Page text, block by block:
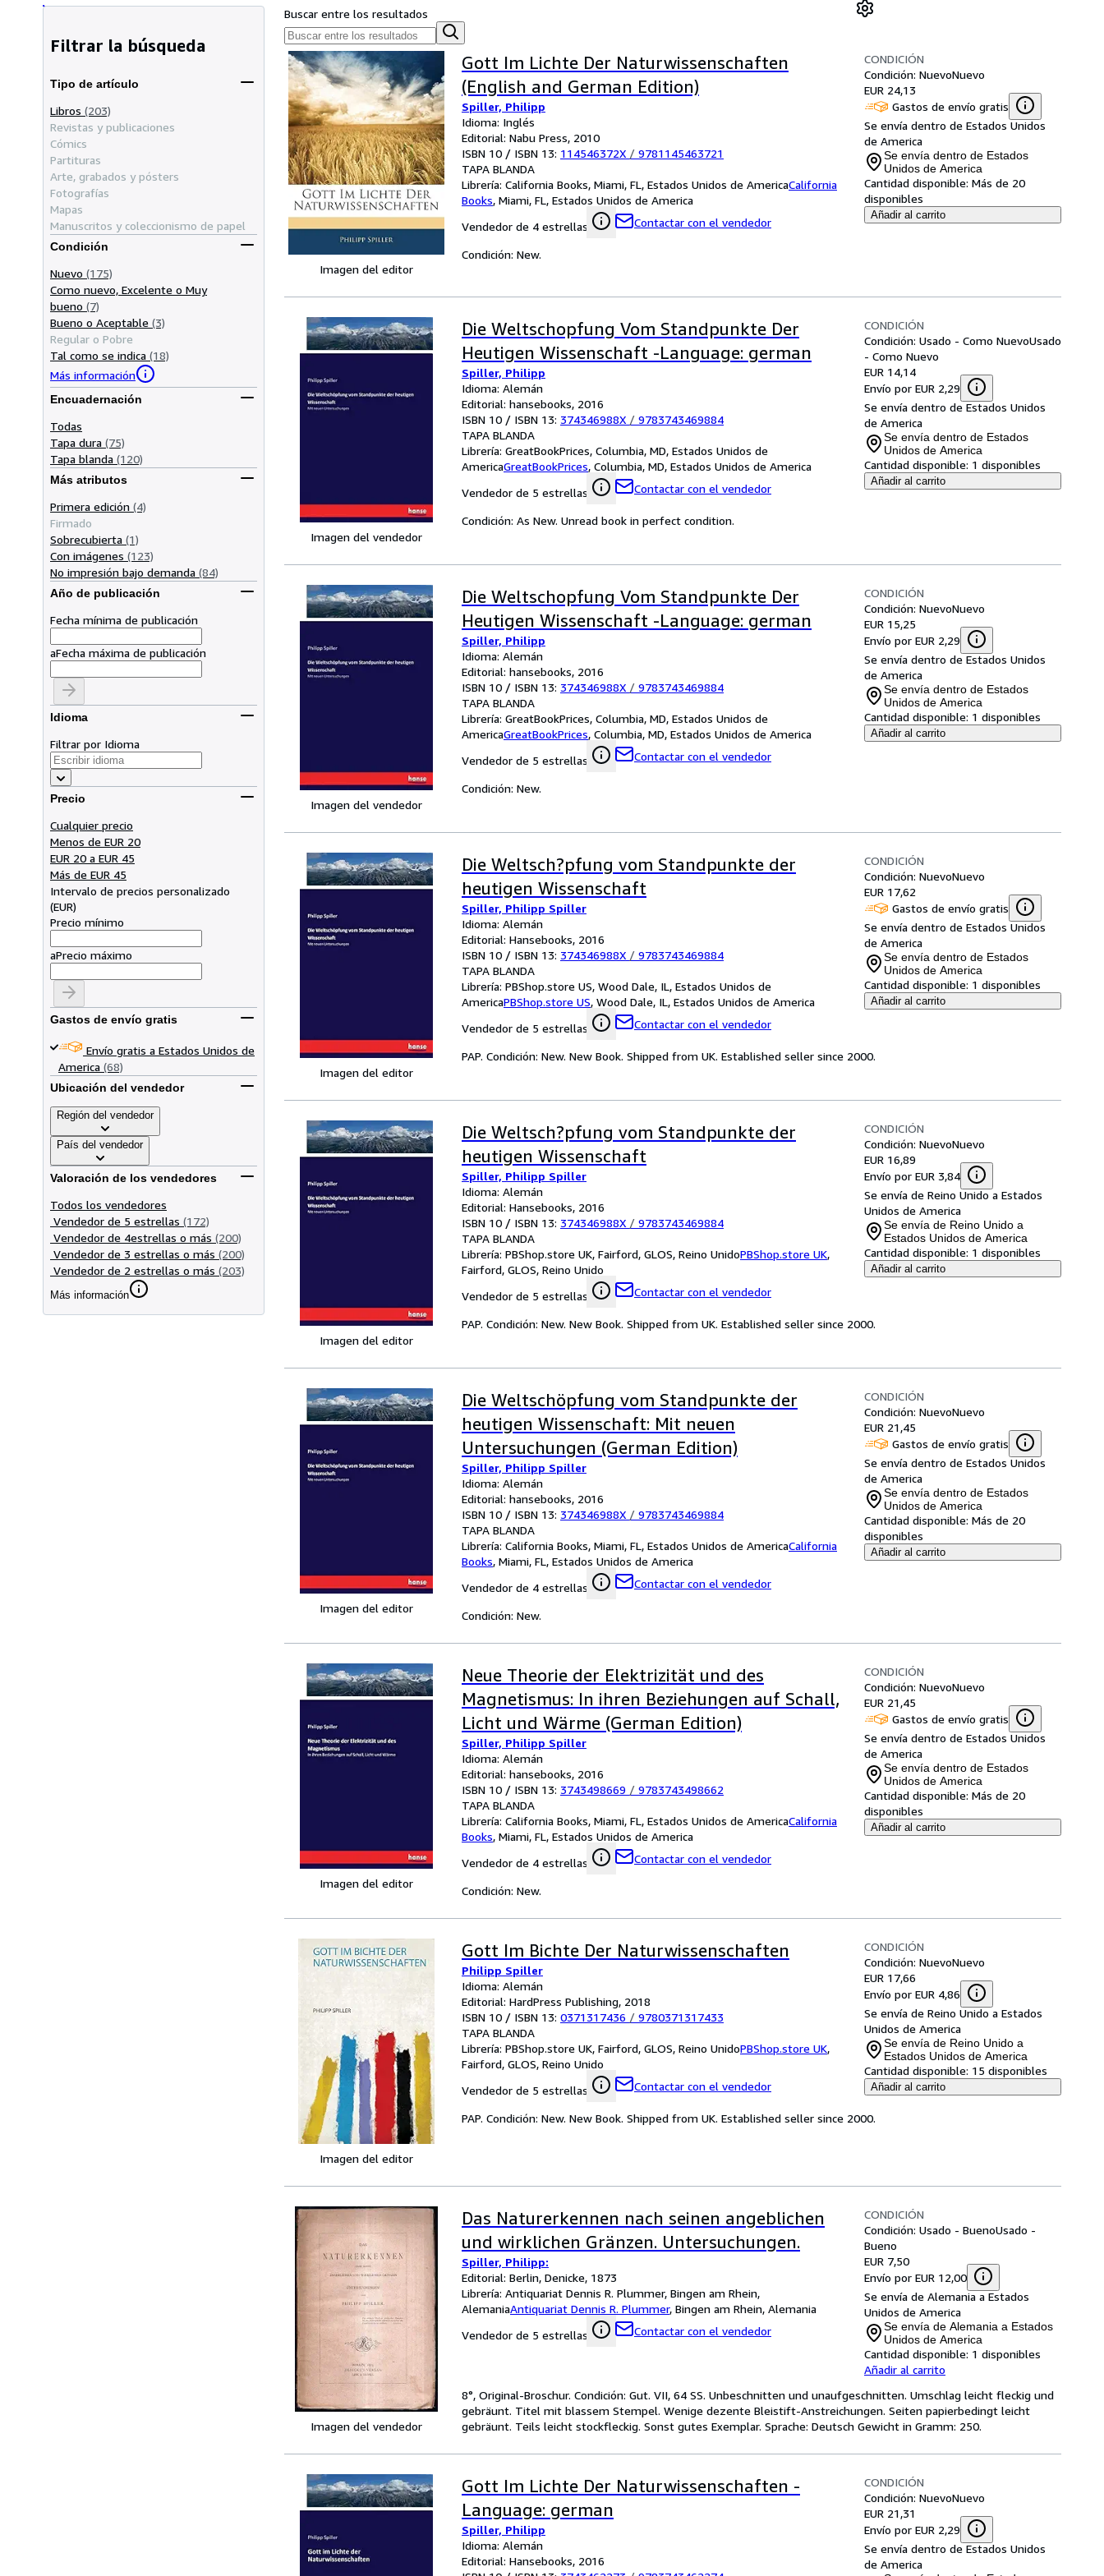
Filtrar la búsqueda
Tipo de artículo
Libros (203)
Revistas y publicaciones
Cómics
Partituras
Arte, grabados y pósters
Fotografías
Mapas
Manuscritos y coleccionismo de papel
Condición
Nuevo (175)
Como nuevo, Excelente o Muy
bueno (7)
Bueno o Aceptable (3)
Regular o Pobre
Tal como se indica (18)
Más información
Encuadernación
Todas
Tapa dura (75)
Tapa blanda (120)
Más atributos
Primera edición (4)
Firmado
Sobrecubierta (1)
Con imágenes (123)
No impresión bajo demanda (84)
Año de publicación
Fecha mínima de publicación
aFecha máxima de publicación
Idioma
Filtrar por Idioma
Precio
Cualquier precio
Menos de EUR 20
EUR 20 a EUR 45
Más de EUR 45
Intervalo de precios personalizado
(EUR)
Precio mínimo
aPrecio máximo
Gastos de envío gratis
Envío gratis a Estados Unidos de
America (68)
Ubicación del vendedor
Región del vendedor
País del vendedor
Valoración de los vendedores
Todos los vendedores
Vendedor de 5 estrellas (172)
Vendedor de 4estrellas o más (200)
Vendedor de 3 estrellas o más (200)
Vendedor de 2 estrellas o más (203)
Más información
Buscar entre los resultados
Imagen del editor
Gott Im Lichte Der Naturwissenschaften
(English and German Edition)
Spiller, Philipp
Idioma: Inglés
Editorial: Nabu Press, 2010
ISBN 10 / ISBN 13: 114546372X / 9781145463721
TAPA BLANDA
Librería: California Books, Miami, FL, Estados Unidos de AmericaCalifornia
Books, Miami, FL, Estados Unidos de America
Vendedor de 4 estrellas
Contactar con el vendedor
CONDICIÓN
Condición: NuevoNuevo
EUR 24,13
Gastos de envío gratis
Se envía dentro de Estados Unidos
de America
Se envía dentro de Estados
Unidos de America
Cantidad disponible: Más de 20
disponibles
Añadir al carrito
Condición: New.
Imagen del vendedor
Die Weltschopfung Vom Standpunkte Der
Heutigen Wissenschaft -Language: german
Spiller, Philipp
Idioma: Alemán
Editorial: hansebooks, 2016
ISBN 10 / ISBN 13: 374346988X / 9783743469884
TAPA BLANDA
Librería: GreatBookPrices, Columbia, MD, Estados Unidos de
AmericaGreatBookPrices, Columbia, MD, Estados Unidos de America
Vendedor de 5 estrellas
Contactar con el vendedor
CONDICIÓN
Condición: Usado - Como NuevoUsado
- Como Nuevo
EUR 14,14
Envío por EUR 2,29
Se envía dentro de Estados Unidos
de America
Se envía dentro de Estados
Unidos de America
Cantidad disponible: 1 disponibles
Añadir al carrito
Condición: As New. Unread book in perfect condition.
Imagen del vendedor
Die Weltschopfung Vom Standpunkte Der
Heutigen Wissenschaft -Language: german
Spiller, Philipp
Idioma: Alemán
Editorial: hansebooks, 2016
ISBN 10 / ISBN 13: 374346988X / 9783743469884
TAPA BLANDA
Librería: GreatBookPrices, Columbia, MD, Estados Unidos de
AmericaGreatBookPrices, Columbia, MD, Estados Unidos de America
Vendedor de 5 estrellas
Contactar con el vendedor
CONDICIÓN
Condición: NuevoNuevo
EUR 15,25
Envío por EUR 2,29
Se envía dentro de Estados Unidos
de America
Se envía dentro de Estados
Unidos de America
Cantidad disponible: 1 disponibles
Añadir al carrito
Condición: New.
Imagen del editor
Die Weltsch?pfung vom Standpunkte der
heutigen Wissenschaft
Spiller, Philipp Spiller
Idioma: Alemán
Editorial: Hansebooks, 2016
ISBN 10 / ISBN 13: 374346988X / 9783743469884
TAPA BLANDA
Librería: PBShop.store US, Wood Dale, IL, Estados Unidos de
AmericaPBShop.store US, Wood Dale, IL, Estados Unidos de America
Vendedor de 5 estrellas
Contactar con el vendedor
CONDICIÓN
Condición: NuevoNuevo
EUR 17,62
Gastos de envío gratis
Se envía dentro de Estados Unidos
de America
Se envía dentro de Estados
Unidos de America
Cantidad disponible: 1 disponibles
Añadir al carrito
PAP. Condición: New. New Book. Shipped from UK. Established seller since 2000.
Imagen del editor
Die Weltsch?pfung vom Standpunkte der
heutigen Wissenschaft
Spiller, Philipp Spiller
Idioma: Alemán
Editorial: Hansebooks, 2016
ISBN 10 / ISBN 13: 374346988X / 9783743469884
TAPA BLANDA
Librería: PBShop.store UK, Fairford, GLOS, Reino UnidoPBShop.store UK,
Fairford, GLOS, Reino Unido
Vendedor de 5 estrellas
Contactar con el vendedor
CONDICIÓN
Condición: NuevoNuevo
EUR 16,89
Envío por EUR 3,84
Se envía de Reino Unido a Estados
Unidos de America
Se envía de Reino Unido a
Estados Unidos de America
Cantidad disponible: 1 disponibles
Añadir al carrito
PAP. Condición: New. New Book. Shipped from UK. Established seller since 2000.
Imagen del editor
Die Weltschöpfung vom Standpunkte der
heutigen Wissenschaft: Mit neuen
Untersuchungen (German Edition)
Spiller, Philipp Spiller
Idioma: Alemán
Editorial: hansebooks, 2016
ISBN 10 / ISBN 13: 374346988X / 9783743469884
TAPA BLANDA
Librería: California Books, Miami, FL, Estados Unidos de AmericaCalifornia
Books, Miami, FL, Estados Unidos de America
Vendedor de 4 estrellas
Contactar con el vendedor
CONDICIÓN
Condición: NuevoNuevo
EUR 21,45
Gastos de envío gratis
Se envía dentro de Estados Unidos
de America
Se envía dentro de Estados
Unidos de America
Cantidad disponible: Más de 20
disponibles
Añadir al carrito
Condición: New.
Imagen del editor
Neue Theorie der Elektrizität und des
Magnetismus: In ihren Beziehungen auf Schall,
Licht und Wärme (German Edition)
Spiller, Philipp Spiller
Idioma: Alemán
Editorial: hansebooks, 2016
ISBN 10 / ISBN 13: 3743498669 / 9783743498662
TAPA BLANDA
Librería: California Books, Miami, FL, Estados Unidos de AmericaCalifornia
Books, Miami, FL, Estados Unidos de America
Vendedor de 4 estrellas
Contactar con el vendedor
CONDICIÓN
Condición: NuevoNuevo
EUR 21,45
Gastos de envío gratis
Se envía dentro de Estados Unidos
de America
Se envía dentro de Estados
Unidos de America
Cantidad disponible: Más de 20
disponibles
Añadir al carrito
Condición: New.
Imagen del editor
Gott Im Bichte Der Naturwissenschaften
Philipp Spiller
Idioma: Alemán
Editorial: HardPress Publishing, 2018
ISBN 10 / ISBN 13: 0371317436 / 9780371317433
TAPA BLANDA
Librería: PBShop.store UK, Fairford, GLOS, Reino UnidoPBShop.store UK,
Fairford, GLOS, Reino Unido
Vendedor de 5 estrellas
Contactar con el vendedor
CONDICIÓN
Condición: NuevoNuevo
EUR 17,66
Envío por EUR 4,86
Se envía de Reino Unido a Estados
Unidos de America
Se envía de Reino Unido a
Estados Unidos de America
Cantidad disponible: 15 disponibles
Añadir al carrito
PAP. Condición: New. New Book. Shipped from UK. Established seller since 2000.
Imagen del vendedor
Das Naturerkennen nach seinen angeblichen
und wirklichen Gränzen. Untersuchungen.
Spiller, Philipp:
Editorial: Berlin, Denicke, 1873
Librería: Antiquariat Dennis R. Plummer, Bingen am Rhein,
AlemaniaAntiquariat Dennis R. Plummer, Bingen am Rhein, Alemania
Vendedor de 5 estrellas
Contactar con el vendedor
CONDICIÓN
Condición: Usado - BuenoUsado -
Bueno
EUR 7,50
Envío por EUR 12,00
Se envía de Alemania a Estados
Unidos de America
Se envía de Alemania a Estados
Unidos de America
Cantidad disponible: 1 disponibles
Añadir al carrito
8°, Original-Broschur. Condición: Gut. VII, 64 SS. Unbeschnitten und unaufgeschnitten. Umschlag leicht fleckig und
gebräunt. Titel mit blassem Stempel. Wenige dezente Bleistift-Anstreichungen. Seiten papierbedingt leicht
gebräunt. Teils leicht stockfleckig. Sonst gutes Exemplar. Sprache: Deutsch Gewicht in Gramm: 250.
Gott Im Lichte Der Naturwissenschaften -
Language: german
Spiller, Philipp
Idioma: Alemán
Editorial: Hansebooks, 2016
CONDICIÓN
Condición: NuevoNuevo
EUR 21,31
Envío por EUR 2,29
Se envía dentro de Estados Unidos
de America